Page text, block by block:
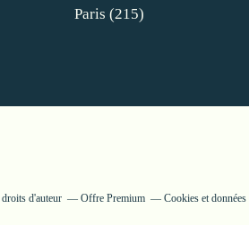
Paris (215)
d'auteur Offre Premium Cookies et